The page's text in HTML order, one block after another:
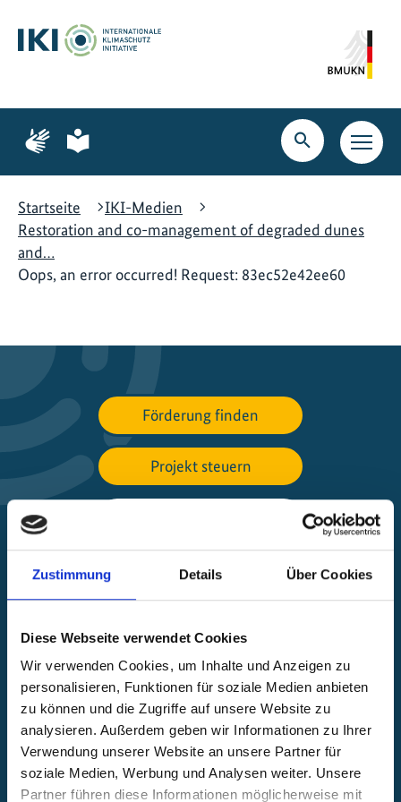
Zustimmung Details Über Cookies
Diese Webseite verwendet Cookies
Wir verwenden Cookies, um Inhalte und Anzeigen zu
personalisieren, Funktionen für soziale Medien anbieten
zu können und die Zugriffe auf unsere Website zu
analysieren. Außerdem geben wir Informationen zu Ihrer
Verwendung unserer Website an unsere Partner für
soziale Medien, Werbung und Analysen weiter. Unsere
Partner führen diese Informationen möglicherweise mit
Hauptinhalt
springen
Suche
springen
Hauptnavigation
springen
Zur
Seite
Gebärdensprache
Zur
Seite
leichte
Suche
öffnen
Startseite
IKI-Medien
Restoration and co-management of degraded dunes
and…
Oops, an error occurred! Request: 83ec52e42ee60
Förderung finden
Projekt steuern
Über die IKI
Projektkarte